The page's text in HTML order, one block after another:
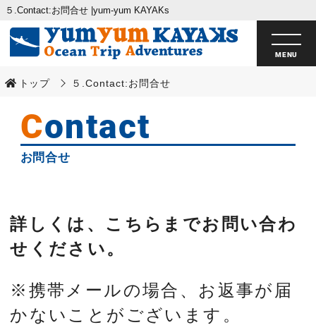
５.Contact:お問合せ |yum-yum KAYAKs
トップ ５.Contact:お問合せ
Contact
お問合せ
詳しくは、こちらまでお問い合わ
せください。
※携帯メールの場合、お返事が届
かないことがございます。